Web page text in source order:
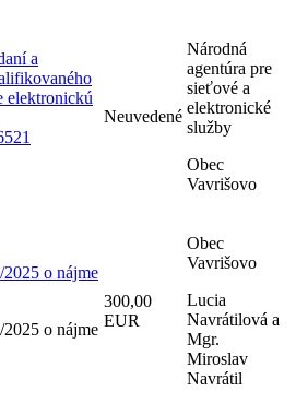
a
elektronickú
Neuvedené
Národná
agentúra pre
sieťové a
elektronické
služby
Obec
Vavrišovo
o nájme
o nájme
300,00
EUR
Obec
Vavrišovo
Lucia
Navrátilová a
Mgr.
Miroslav
Navrátil